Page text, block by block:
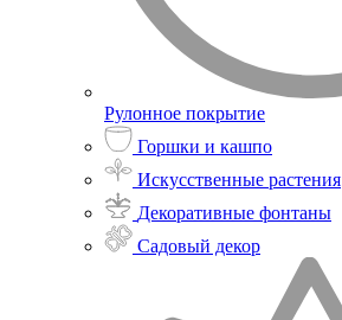
Рулонное покрытие
Горшки и кашпо
Искусственные растения
Декоративные фонтаны
Садовый декор